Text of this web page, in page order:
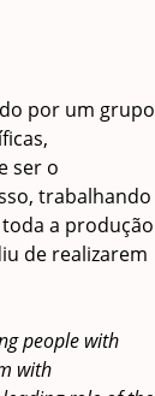
por um grupo
ser o
trabalhando
a produção
de realizarem
people with
with